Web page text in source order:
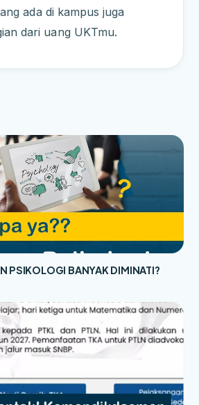
ada di kampus juga
dari uang UKTmu.
PSIKOLOGI BANYAK DIMINATI?